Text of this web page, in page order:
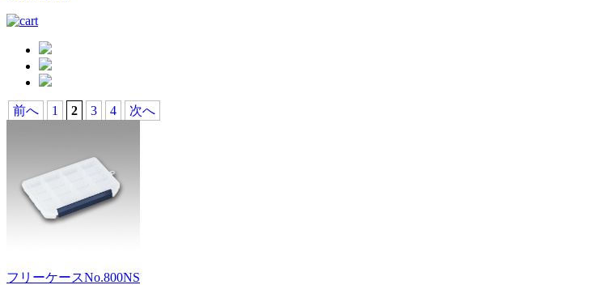
前へ 1 2 3 4 次へ
フリーケースNo.800NS